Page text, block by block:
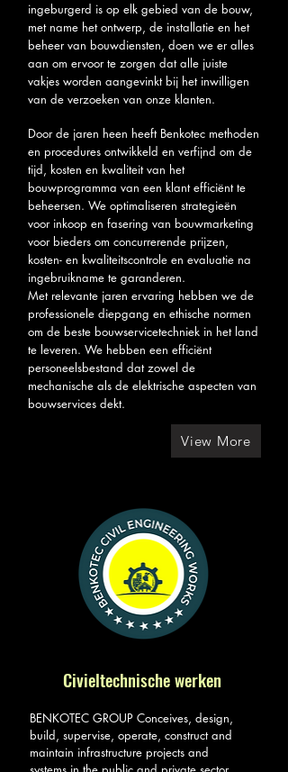
ingeburgerd is op elk gebied van de bouw,
met name het ontwerp, de installatie en het
beheer van bouwdiensten, doen we er alles
aan om ervoor te zorgen dat alle juiste
vakjes worden aangevinkt bij het inwilligen
van de verzoeken van onze klanten.
Door de jaren heen heeft Benkotec methoden
en procedures ontwikkeld en verfijnd om de
tijd, kosten en kwaliteit van het
bouwprogramma van een klant efficiënt te
beheersen. We optimaliseren strategieën
voor inkoop en fasering van bouwmarketing
voor bieders om concurrerende prijzen,
kosten- en kwaliteitscontrole en evaluatie na
ingebruikname te garanderen.
Met relevante jaren ervaring hebben we de
professionele diepgang en ethische normen
om de beste bouwservicetechniek in het land
te leveren. We hebben een efficiënt
personeelsbestand dat zowel de
mechanische als de elektrische aspecten van
bouwservices dekt.
View More
Civieltechnische werken
BENKOTEC GROUP Conceives, design,
build, supervise, operate, construct and
maintain infrastructure projects and